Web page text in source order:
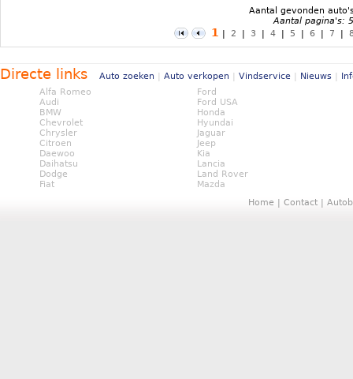
Aantal gevonden
Aantal pagina's:
1 | 2 | 3 | 4 | 5 | 6 | 7 |
Directe links Auto zoeken | Auto verkopen | Vindservice | Nieuws |
Alfa Romeo
Audi
BMW
Chevrolet
Chrysler
Citroen
Daewoo
Daihatsu
Dodge
Fiat
Ford
Ford USA
Honda
Hyundai
Jaguar
Jeep
Kia
Lancia
Land Rover
Mazda
Home | Contact |